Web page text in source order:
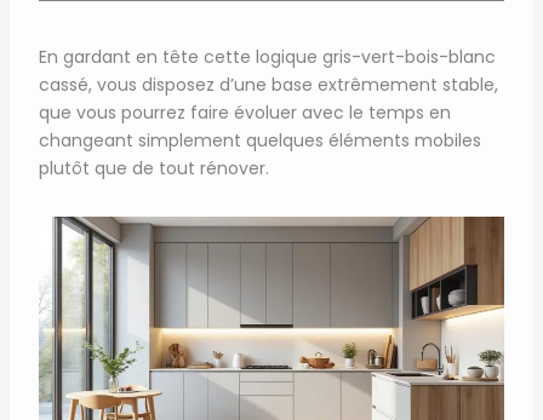
En gardant en tête cette logique gris-vert-bois-blanc
cassé, vous disposez d’une base extrêmement stable,
que vous pourrez faire évoluer avec le temps en
changeant simplement quelques éléments mobiles
plutôt que de tout rénover.